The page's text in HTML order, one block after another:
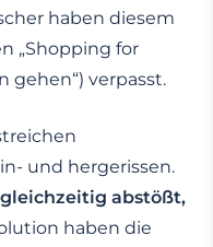
haben diesem
„Shopping for
gehen“) verpasst.
und hergerissen.
abstößt,
haben die